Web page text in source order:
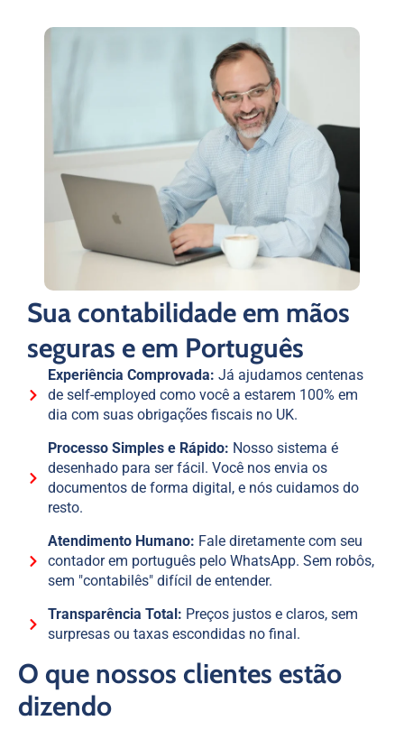
Sua contabilidade em mãos
seguras e em Português
Experiência Comprovada: Já ajudamos centenas
de self-employed como você a estarem 100% em
dia com suas obrigações fiscais no UK.
Processo Simples e Rápido: Nosso sistema é
desenhado para ser fácil. Você nos envia os
documentos de forma digital, e nós cuidamos do
resto.
Atendimento Humano: Fale diretamente com seu
contador em português pelo WhatsApp. Sem robôs,
sem "contabilês" difícil de entender.
Transparência Total: Preços justos e claros, sem
surpresas ou taxas escondidas no final.
O que nossos clientes estão
dizendo